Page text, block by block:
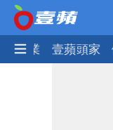
標企業 壹蘋頭家